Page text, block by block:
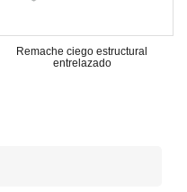
Remache ciego estructural
entrelazado